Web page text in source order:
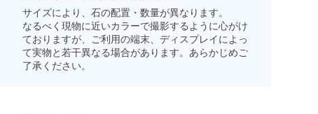
サイズにより、石の配置・数量が異なります。
なるべく現物に近いカラーで撮影するように心がけ
ておりますが、ご利用の端末、ディスプレイによっ
て実物と若干異なる場合があります。あらかじめご
了承ください。